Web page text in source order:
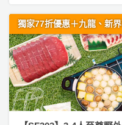
o
m
到
會
美
食
P
a
r
t
y
朋
友
攻
略
活
動
攻
會
員
獨家77折優惠＋九龍、新